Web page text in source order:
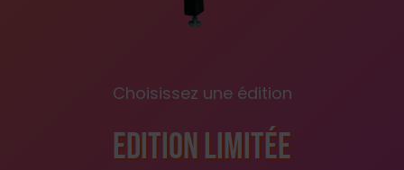
Choisissez une édition
Edition Limitée